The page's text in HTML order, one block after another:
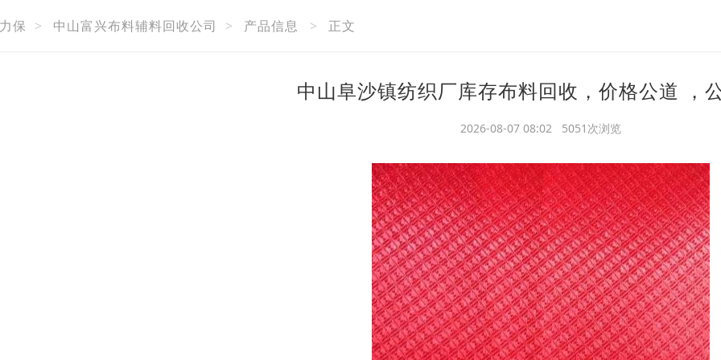
保 > 中山富兴布料辅料回收公司 > 产品信息 > 正文
中山阜沙镇纺织厂库存布料回收，价格公道 ，
2026-08-07 08:02 5051次浏览